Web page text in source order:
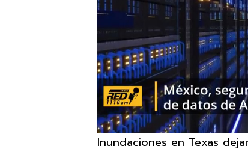
Inundaciones en Texas